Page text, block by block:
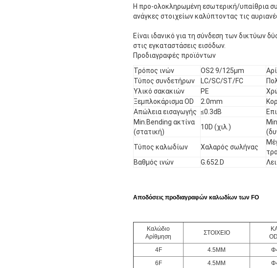
Η προ-ολοκληρωμένη εσωτερική/υπαίθρια
ανάγκες στοιχείων καλύπτοντας τις
Είναι ιδανικό για τη σύνδεση των δικτύων
στις εγκαταστάσεις εισόδων.
Προδιαγραφές προϊόντων
Τρόπος ινών
OS2 9/125μm
Τύπος συνδετήρων
LC/SC/ST/FC
Υλικό σακακιών
PE
Ξεμπλοκάρισμα OD
2.0mm
Απώλεια εισαγωγής ≤0.3dB
Min.Bending ακτίνα
(στατική)
10D (χιλ.)
Τύπος καλωδίων Χαλαρός σωλήνας
Βαθμός ινών
G.652.D
Αποδόσεις προδιαγραφών καλωδίων των FO
Καλώδιο
Αρίθμηση
ΣΤΟΙΧΕΙΟ
4F
4.5MM
6F
4.5MM